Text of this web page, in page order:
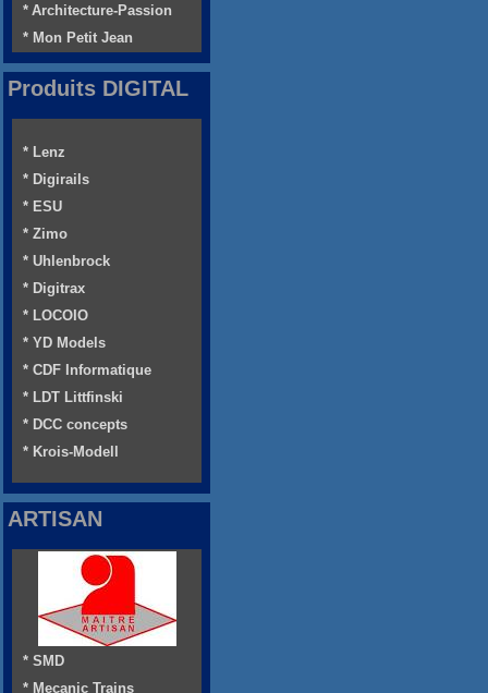
* Architecture-Passion
* Mon Petit Jean
Produits DIGITAL
* Lenz
* Digirails
* ESU
* Zimo
* Uhlenbrock
* Digitrax
* LOCOIO
* YD Models
* CDF Informatique
* LDT Littfinski
* DCC concepts
* Krois-Modell
ARTISAN
* SMD
* Mecanic Trains